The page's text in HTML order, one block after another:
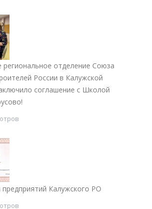
региональное отделение Союза
России в Калужской
соглашение с Школой
Калужского РО